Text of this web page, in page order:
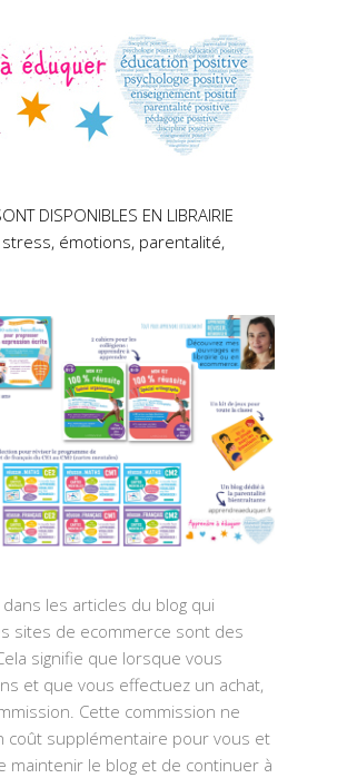
DISPONIBLES EN LIBRAIRIE
émotions, parentalité,
les articles du blog qui
sites de ecommerce sont des
signifie que lorsque vous
et que vous effectuez un achat,
Cette commission ne
coût supplémentaire pour vous et
maintenir le blog et de continuer à